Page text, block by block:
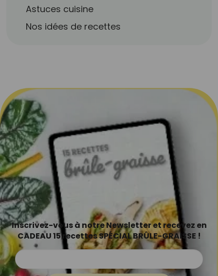
Astuces cuisine
Nos idées de recettes
Inscrivez-vous à notre Newsletter et recevez en
CADEAU 15 recettes SPÉCIAL BRÛLE-GRAISSE !